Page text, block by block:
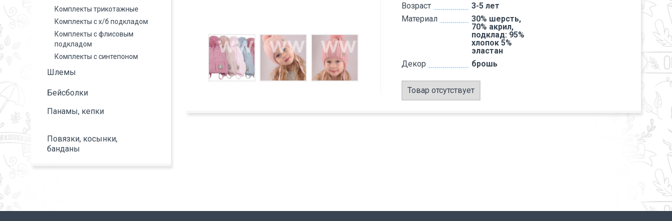
Комплекты трикотажные
Комплекты с х/б подкладом
Комплекты с флисовым
подкладом
Комплекты с синтепоном
Шлемы
Бейсболки
Панамы, кепки
Повязки, косынки,
банданы
Возраст
3-5 лет
Материал
30% шерсть,
70% акрил,
подклад: 95%
хлопок 5%
эластан
Декор
брошь
Товар отсутствует